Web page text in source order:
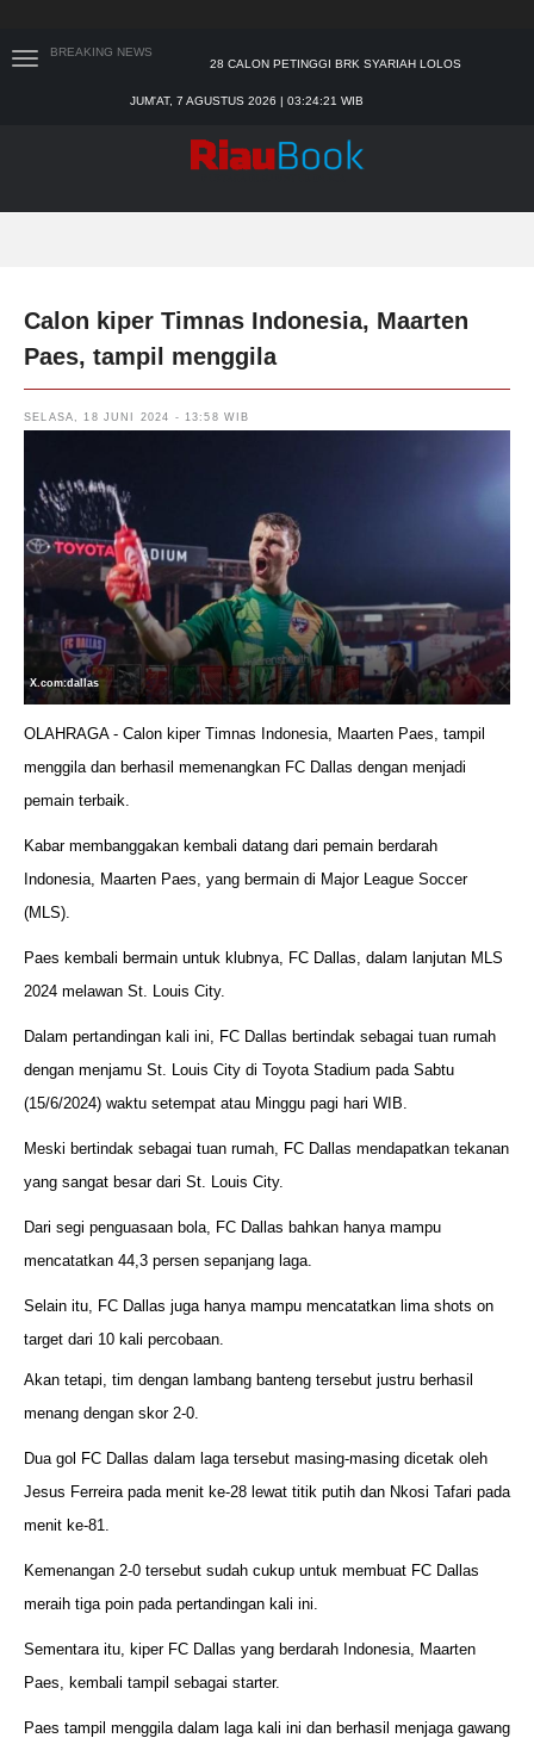
BREAKING NEWS
TIM MANGGALA AGNI MASIH LAKUKAN PEMADAMAN
PADANG MENGALAMI KONDISI BANJIR PALING PARAH
BANJIR DI SEKOLAH
BUPATI KAMPAR APRESIASI SEKTOR PERTANIAN
28 CALON PETINGGI BRK SYARIAH LOLOS
JUM'AT, 7 AGUSTUS 2026 | 03:24:22 WIB
Calon kiper Timnas Indonesia, Maarten
Paes, tampil menggila
SELASA, 18 JUNI 2024 - 13:58 WIB
X.com:dallas
OLAHRAGA - Calon kiper Timnas Indonesia, Maarten Paes, tampil
menggila dan berhasil memenangkan FC Dallas dengan menjadi
pemain terbaik.
Kabar membanggakan kembali datang dari pemain berdarah
Indonesia, Maarten Paes, yang bermain di Major League Soccer
(MLS).
Paes kembali bermain untuk klubnya, FC Dallas, dalam lanjutan MLS
2024 melawan St. Louis City.
Dalam pertandingan kali ini, FC Dallas bertindak sebagai tuan rumah
dengan menjamu St. Louis City di Toyota Stadium pada Sabtu
(15/6/2024) waktu setempat atau Minggu pagi hari WIB.
Meski bertindak sebagai tuan rumah, FC Dallas mendapatkan tekanan
yang sangat besar dari St. Louis City.
Dari segi penguasaan bola, FC Dallas bahkan hanya mampu
mencatatkan 44,3 persen sepanjang laga.
Selain itu, FC Dallas juga hanya mampu mencatatkan lima shots on
target dari 10 kali percobaan.
Akan tetapi, tim dengan lambang banteng tersebut justru berhasil
menang dengan skor 2-0.
Dua gol FC Dallas dalam laga tersebut masing-masing dicetak oleh
Jesus Ferreira pada menit ke-28 lewat titik putih dan Nkosi Tafari pada
menit ke-81.
Kemenangan 2-0 tersebut sudah cukup untuk membuat FC Dallas
meraih tiga poin pada pertandingan kali ini.
Sementara itu, kiper FC Dallas yang berdarah Indonesia, Maarten
Paes, kembali tampil sebagai starter.
Paes tampil menggila dalam laga kali ini dan berhasil menjaga gawang